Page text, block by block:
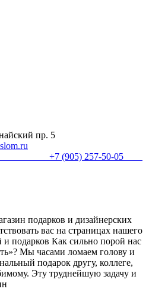
Дунайский пр. 5
257-50-05
подарков и дизайнерских
вас на страницах нашего
подарков Как сильно порой нас
Мы часами ломаем голову и
подарок другу, коллеге,
Эту труднейшую задачу и